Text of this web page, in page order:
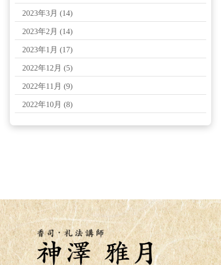
2023年3月 (14)
2023年2月 (14)
2023年1月 (17)
2022年12月 (5)
2022年11月 (9)
2022年10月 (8)